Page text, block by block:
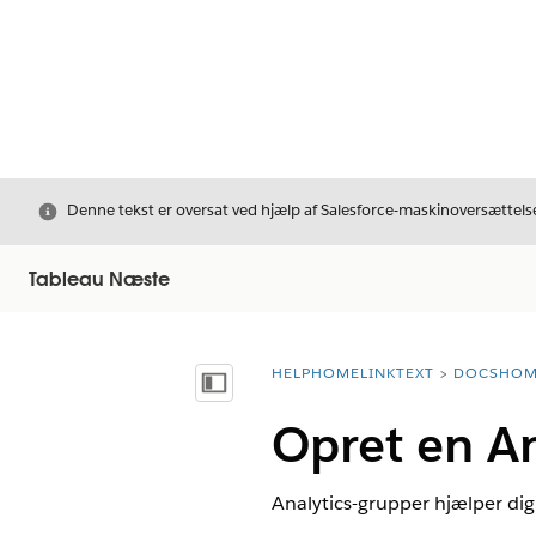
LukDenne tekst er oversat ved hjælp af Salesforce-
Tableau Næste
Vis indholdsfortegnelse
breadcrumbDescription
HELPHOMELINKTEXT
Opret en
Analytics-grupper hjælper